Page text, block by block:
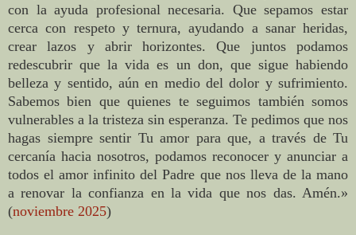
con la ayuda profesional necesaria. Que sepamos estar
cerca con respeto y ternura, ayudando a sanar heridas,
crear lazos y abrir horizontes. Que juntos podamos
redescubrir que la vida es un don, que sigue habiendo
belleza y sentido, aún en medio del dolor y sufrimiento.
Sabemos bien que quienes te seguimos también somos
vulnerables a la tristeza sin esperanza. Te pedimos que nos
hagas siempre sentir Tu amor para que, a través de Tu
cercanía hacia nosotros, podamos reconocer y anunciar a
todos el amor infinito del Padre que nos lleva de la mano
a renovar la confianza en la vida que nos das. Amén.»
(noviembre 2025)